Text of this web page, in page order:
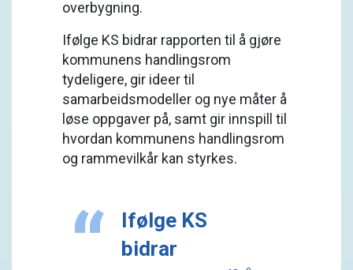
overbygning.
Ifølge KS bidrar rapporten til å gjøre
kommunens handlingsrom
tydeligere, gir ideer til
samarbeidsmodeller og nye måter å
løse oppgaver på, samt gir innspill til
hvordan kommunens handlingsrom
og rammevilkår kan styrkes.
Ifølge KS
bidrar